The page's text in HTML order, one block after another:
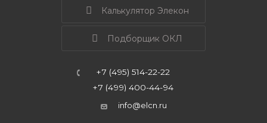
Калькулятор Элекон
Подборщик ОКЛ
+7 (495) 514-22-22
+7 (499) 400-44-94
info@elcn.ru